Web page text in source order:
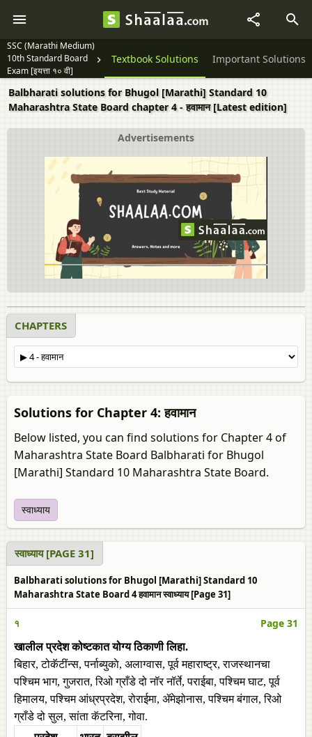
SSC (Marathi Medium)
10th Standard Board
Exam [इयत्ता १० वी]
Question Papers Textbook Solutions Important Solutions
Balbharati solutions for Bhugol [Marathi] Standard 10
Maharashtra State Board chapter 4 - हवामान [Latest edition]
Advertisements
CHAPTERS
Solutions for Chapter 4: हवामान
Below listed, you can find solutions for Chapter 4 of
Maharashtra State Board Balbharati for Bhugol
[Marathi] Standard 10 Maharashtra State Board.
स्वाध्याय
स्वाध्याय [PAGE 31]
Balbharati solutions for Bhugol [Marathi] Standard 10
Maharashtra State Board 4 हवामान स्वाध्याय [Page 31]
१ Page 31
खालीलप्रदेशकोष्टकातयोग्यठिकाणीलिहा.
बिहार, टोकॅटींन्स, पर्नाब्युकाे, अलाग्वास, पूर्व महाराष्ट्र, राजस्थानचा
पश्चिम भाग, गुजरात, रिओ ग्राँडे दो नॉर नॉर्ते, पराईबा, पश्चिम घाट, पूर्व
हिमालय, पश्चिम आंध्रप्रदेश, रोराईमा, ॲमेझोनास, पश्चिम बंगाल, रिओ
ग्राँडे दो सुल, सांता कॅटरिना, गोवा.